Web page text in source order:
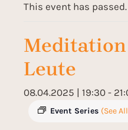
This event has passed.
Leute
08.04.2025 | 19:30 -
Event Series (See